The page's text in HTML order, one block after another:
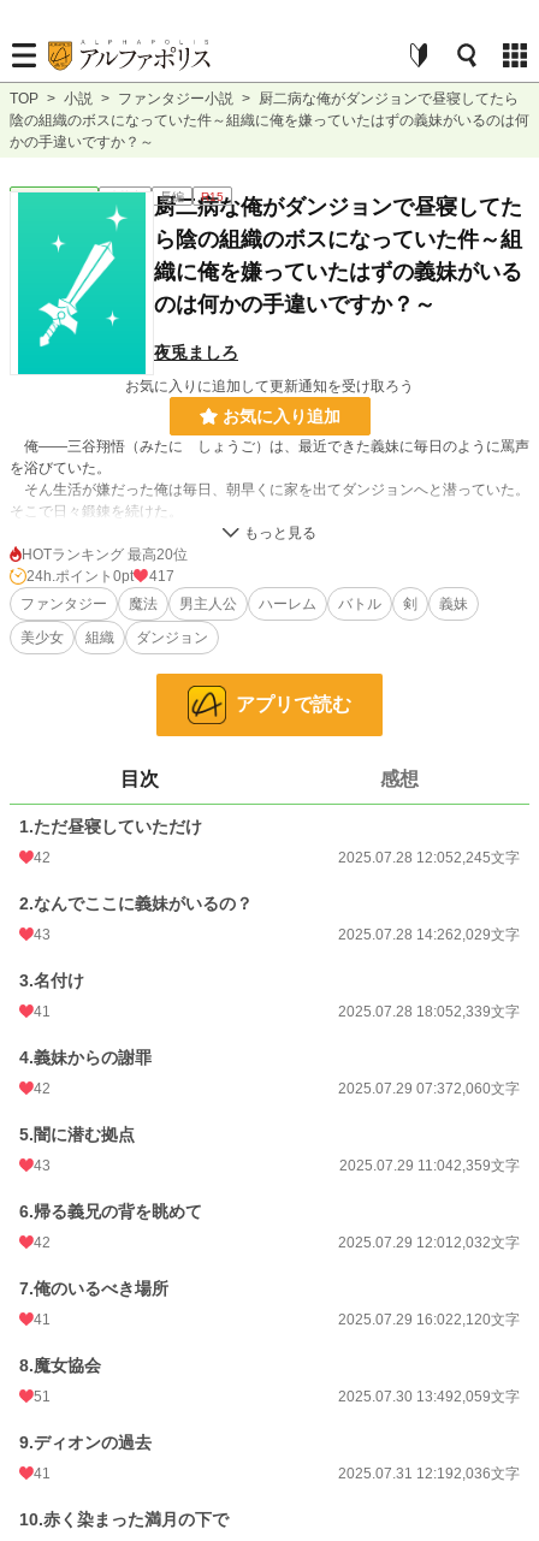
TOP > 小説 > ファンタジー小説 > 厨二病な俺がダンジョンで昼寝してたら
陰の組織のボスになっていた件～組織に俺を嫌っていたはずの義妹がいるのは何
かの手違いですか？～
ファンタジー 連載中 長編 R15
厨二病な俺がダンジョンで昼寝してた
ら陰の組織のボスになっていた件～組
織に俺を嫌っていたはずの義妹がいる
のは何かの手違いですか？～
夜兎ましろ
お気に入りに追加して更新通知を受け取ろう
お気に入り追加
俺――三谷翔悟（みたに しょうご）は、最近できた義妹に毎日のように罵声
を浴びていた。
そん生活が嫌だった俺は毎日、朝早くに家を出てダンジョンへと潜っていた。
そこで日々鍛錬を続けた。
ある日、いつものようにダンジョンで鍛錬をしていた俺は休憩のために少し昼
寝をしたのだが、どういうわけか目が覚めたら目の前には５人の少女がいた！
しかも彼女たちは表舞台には姿を出さず裏の世界で暗躍する組織のメンバーら
しい。そんな彼女たちは、俺を組織の主にしたいのだと言う。
なんだこの俺好みの展開！ と言いたいところだが、その少女たちの中に１
なんとそこには義妹がいたのだ……！
228,704 位 / 228,704 件
53,288 位 / 53,288 件
お気に入り 47
24h.ポイント
文字数 21,542
初回公開日時
累計ポイント
HOTランキング 最高20位
24h.ポイント 0pt
417
ファンタジー
魔法 男主人公 ハーレム バトル 剣
義妹
美少女
組織 ダンジョン
アプリで読む
目次 感想
1.ただ昼寝していただけ
42 2025.07.28 12:052,245文字
2.なんでここに義妹がいるの？
43 2025.07.28 14:262,029文字
3.名付け
41 2025.07.28 18:052,339文字
4.義妹からの謝罪
42 2025.07.29 07:372,060文字
5.闇に潜む拠点
43 2025.07.29 11:042,359文字
6.帰る義兄の背を眺めて
42 2025.07.29 12:012,032文字
7.俺のいるべき場所
41 2025.07.29 16:022,120文字
8.魔女協会
51 2025.07.30 13:492,059文字
9.ディオンの過去
41 2025.07.31 12:192,036文字
10.赤く染まった満月の下で